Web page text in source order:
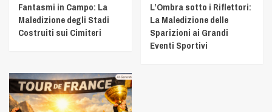
Fantasmi in Campo: La
Maledizione degli Stadi
Costruiti sui Cimiteri
L’Ombra sotto i Riflettori:
La Maledizione delle
Sparizioni ai Grandi
Eventi Sportivi